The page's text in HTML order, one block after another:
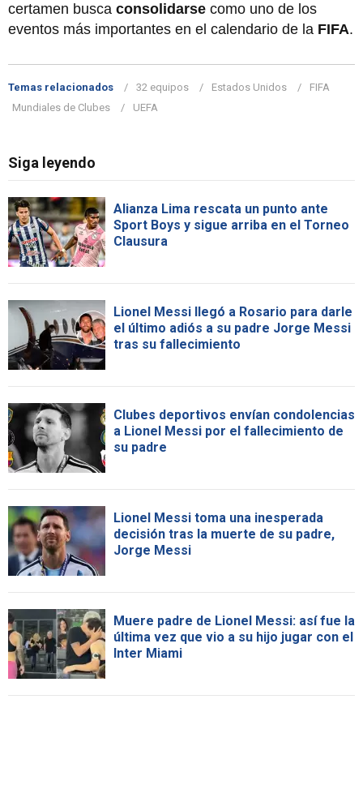
certamen busca consolidarse como uno de los
eventos más importantes en el calendario de la FIFA.
Temas relacionados 32 equipos Estados Unidos
FIFA
Mundiales de Clubes
UEFA
Siga leyendo
Alianza Lima rescata un punto ante
Sport Boys y sigue arriba en el Torneo
Clausura
Lionel Messi llegó a Rosario para darle
el último adiós a su padre Jorge Messi
tras su fallecimiento
Clubes deportivos envían condolencias
a Lionel Messi por el fallecimiento de
su padre
Lionel Messi toma una inesperada
decisión tras la muerte de su padre,
Jorge Messi
Muere padre de Lionel Messi: así fue la
última vez que vio a su hijo jugar con el
Inter Miami